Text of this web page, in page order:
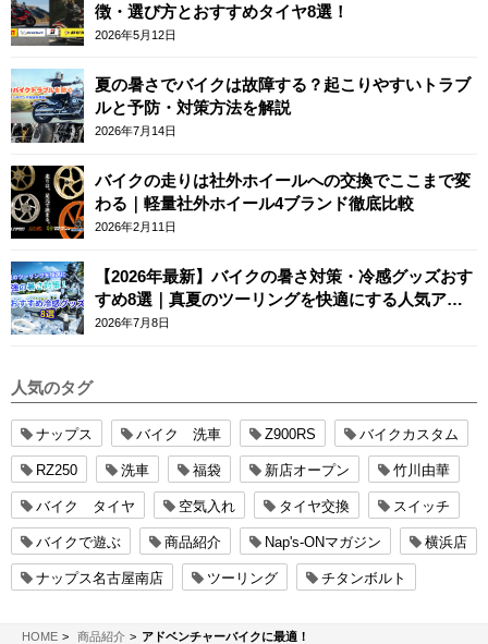
徴・選び方とおすすめタイヤ8選！
2026年5月12日
夏の暑さでバイクは故障する？起こりやすいトラブ
ルと予防・対策方法を解説
2026年7月14日
バイクの走りは社外ホイールへの交換でここまで変
わる｜軽量社外ホイール4ブランド徹底比較
2026年2月11日
【2026年最新】バイクの暑さ対策・冷感グッズおす
すめ8選｜真夏のツーリングを快適にする人気アイ
テム
2026年7月8日
人気のタグ
ナップス バイク 洗車 Z900RS バイクカスタム
RZ250 洗車 福袋 新店オープン 竹川由華
バイク タイヤ 空気入れ タイヤ交換 スイッチ
バイクで遊ぶ 商品紹介 Nap's-ONマガジン 横浜店
ナップス名古屋南店 ツーリング チタンボルト
HOMENAPS-ON マガジン
商品紹介 アドベンチャーバイクに最適！